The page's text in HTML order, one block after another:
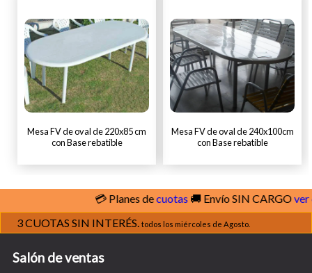
Mesa FV de oval de 220x85 cm
con Base rebatible
Mesa FV de oval de 240x100cm
con Base rebatible
💳 Planes decuotas🚚 Envío SIN CARGOver
3 CUOTAS SIN INTERÉS. todos los miércoles de Agosto.
Salón de ventas